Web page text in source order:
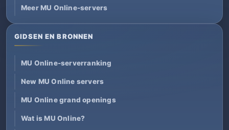
Meer MU Online-servers
GIDSEN EN BRONNEN
MU Online-serverranking
New MU Online servers
MU Online grand openings
Wat is MU Online?